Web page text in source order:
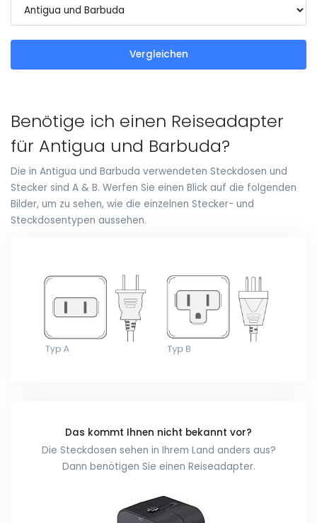
Vergleichen
Benötige ich einen Reiseadapter
für Antigua und Barbuda?
Die in Antigua und Barbuda verwendeten Steckdosen und
Stecker sind A & B. Werfen Sie einen Blick auf die folgenden
Bilder, um zu sehen, wie die einzelnen Stecker- und
Steckdosentypen aussehen.
Das kommt Ihnen nicht bekannt vor?
Die Steckdosen sehen in Ihrem Land anders aus?
Dann benötigen Sie einen Reiseadapter.